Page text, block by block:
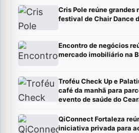
Cris Pole reúne grandes
festival de Chair Dance
Encontro de negócios
mercado imobiliário na
Troféu Check Up e
café da manhã para
evento de saúde do
QiConnect Fortaleza
iniciativa privada para